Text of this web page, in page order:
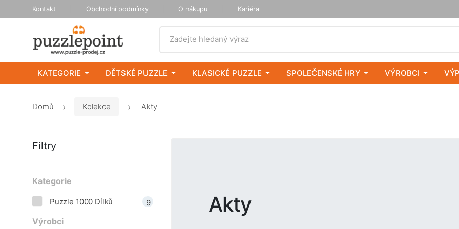
Kontakt Obchodní podmínky O nákupu Kariéra
Zadejte hledaný výraz
KATEGORIE DĚTSKÉ PUZZLE KLASICKÉ PUZZLE SPOLEČENSKÉ HRY VÝROBCI
Domů Kolekce Akty
Akty
Filtry
Kategorie
Puzzle 1000 Dílků
9
Výrobci